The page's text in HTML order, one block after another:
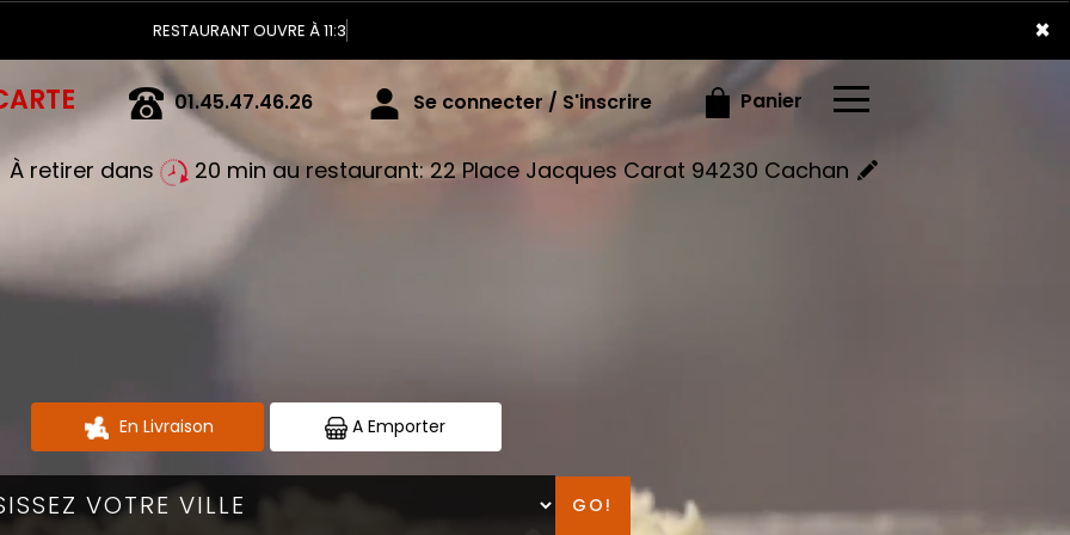
×
RESTAURANT OUVRE À 11:30
À retirer dans 20 min au restaurant: 22 Place Jacques Carat 94230 Cachan
01.45.47.46.26 Se connecter / S'inscrire Panier
×
En Livraison A Emporter
GO!